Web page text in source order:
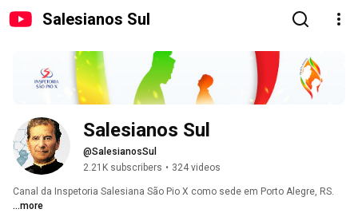
Salesianos Sul
Salesianos Sul
@SalesianosSul
2.21K subscribers • 324 videos
Canal da Inspetoria Salesiana São Pio X como sede em Porto Alegre, RS.
...more